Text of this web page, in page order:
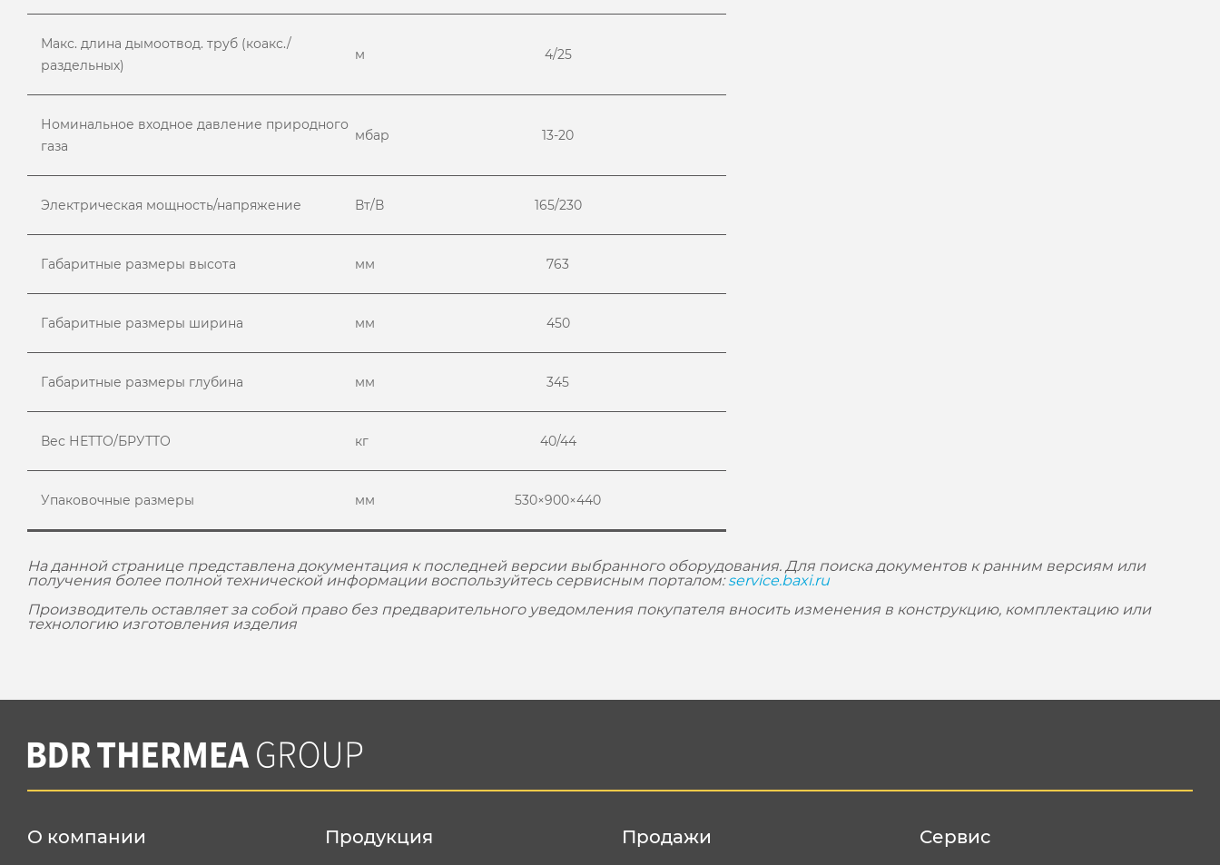
Макс. длина дымоотвод. труб (коакс./
раздельных)
м 4/25
Номинальное входное давление природного
газа
мбар 13-20
Электрическая мощность/напряжение Вт/В 165/230
Габаритные размеры высота мм 763
Габаритные размеры ширина мм 450
Габаритные размеры глубина мм 345
Вес НЕТТО/БРУТТО кг 40/44
Упаковочные размеры мм 530×900×440
На данной странице представлена документация к последней версии выбранного оборудования. Для поиска документов к ранним версиям или
получения более полной технической информации воспользуйтесь сервисным порталом:service.baxi.ru
Производитель оставляет за собой право без предварительного уведомления покупателя вносить изменения в конструкцию, комплектацию или
технологию изготовления изделия
О компании Продукция Продажи Сервис